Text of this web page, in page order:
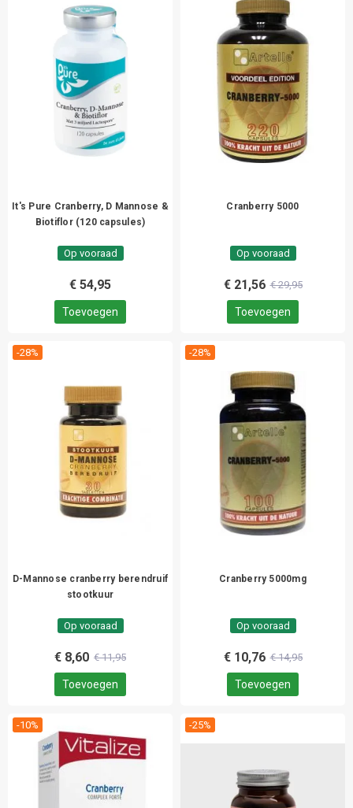
It's Pure Cranberry, D Mannose &
Biotiflor (120 capsules)
Op vooraad
€ 54,95
Toevoegen
Cranberry 5000
Op vooraad
€ 21,56 € 29,95
Toevoegen
-28%
D-Mannose cranberry berendruif
stootkuur
Op vooraad
€ 8,60 € 11,95
Toevoegen
-28%
Cranberry 5000mg
Op vooraad
€ 10,76 € 14,95
Toevoegen
-10% -25%